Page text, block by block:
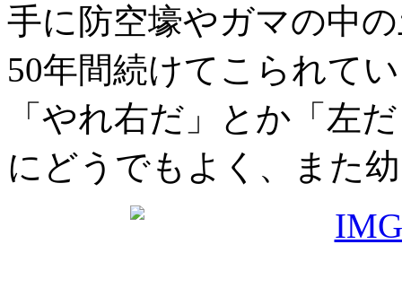
手に防空壕やガマの中
50年間続けてこられて
「やれ右だ」とか「左
にどうでもよく、また